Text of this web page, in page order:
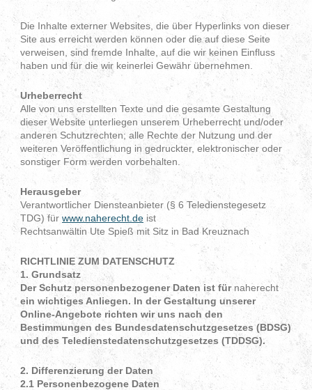
Die Inhalte externer Websites, die über Hyperlinks von dieser
Site aus erreicht werden können oder die auf diese Seite
verweisen, sind fremde Inhalte, auf die wir keinen Einfluss
haben und für die wir keinerlei Gewähr übernehmen.
Urheberrecht
Alle von uns erstellten Texte und die gesamte Gestaltung
dieser Website unterliegen unserem Urheberrecht und/oder
anderen Schutzrechten; alle Rechte der Nutzung und der
weiteren Veröffentlichung in gedruckter, elektronischer oder
sonstiger Form werden vorbehalten.
Herausgeber
Verantwortlicher Diensteanbieter (§ 6 Teledienstegesetz
TDG) für www.naherecht.de ist
Rechtsanwältin Ute Spieß mit Sitz in Bad Kreuznach
RICHTLINIE ZUM DATENSCHUTZ
1. Grundsatz
Der Schutz personenbezogener Daten ist für naherecht
ein wichtiges Anliegen. In der Gestaltung unserer
Online-Angebote richten wir uns nach den
Bestimmungen des Bundesdatenschutzgesetzes (BDSG)
und des Teledienstedatenschutzgesetzes (TDDSG).
2. Differenzierung der Daten
2.1 Personenbezogene Daten